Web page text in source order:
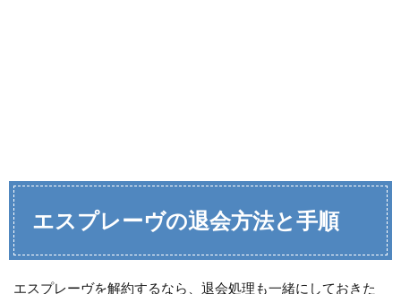
エスプレーヴの退会方法と手順
エスプレーヴを解約するなら、退会処理も一緒にしておきた